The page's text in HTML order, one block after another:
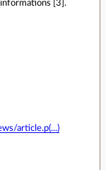
[3].
article.p(...)